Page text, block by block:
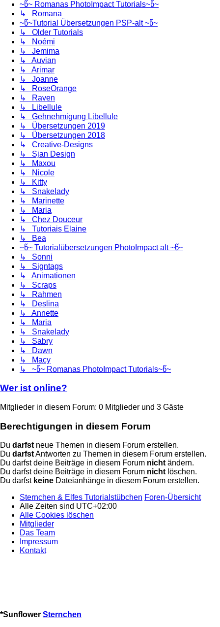
~წ~ Romanas PhotoImpact Tutorials~წ~
↳ Romana
~წ~Tutorial Übersetzungen PSP-alt ~წ~
↳ Older Tutorials
↳ Noémi
↳ Jemima
↳ Auvian
↳ Arimar
↳ Joanne
↳ RoseOrange
↳ Raven
↳ Libellule
↳ Gehnehmigung Libellule
↳ Übersetzungen 2019
↳ Übersetzungen 2018
↳ Creative-Designs
↳ Sjan Design
↳ Maxou
↳ Nicole
↳ Kitty
↳ Snakelady
↳ Marinette
↳ Maria
↳ Chez Douceur
↳ Tutoriais Elaine
↳ Bea
~წ~ Tutorialübersetzungen PhotoImpact alt ~წ~
↳ Sonni
↳ Signtags
↳ Animationen
↳ Scraps
↳ Rahmen
↳ Deslina
↳ Annette
↳ Maria
↳ Snakelady
↳ Sabry
↳ Dawn
↳ Macy
↳ ~წ~ Romanas PhotoImpact Tutorials~წ~
Wer ist online?
Mitglieder in diesem Forum: 0 Mitglieder und 3 Gäste
Berechtigungen in diesem Forum
Du darfstneue Themen in diesem Forum erstellen.
Du darfstAntworten zu Themen in diesem Forum erstellen.
Du darfst deine Beiträge in diesem Forum nichtändern.
Du darfst deine Beiträge in diesem Forum nichtlöschen.
Du darfst keine Dateianhänge in diesem Forum erstellen.
Sternchen & Elfes Tutorialstübchen Foren-Übersicht
Alle Zeiten sind UTC+02:00
Alle Cookies löschen
Mitglieder
Das Team
Impressum
Kontakt
*Sunflower Sternchen